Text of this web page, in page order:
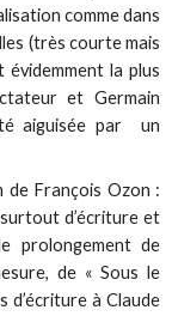
comme dans
(très courte mais
la plus
et Germain
aiguisée par un
de François Ozon :
d’écriture et
prolongement de
de « Sous le
d’écriture à Claude